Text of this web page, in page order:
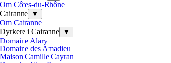
Om Côtes-du-Rhône
Cairanne
▼
Om Cairanne
Dyrkere i Cairanne
▼
Domaine Alary
Domaine des Amadieu
Maison Camille Cayran